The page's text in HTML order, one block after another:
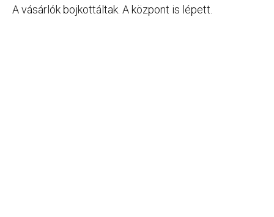
A vásárlók bojkottáltak. A központ is lépett.